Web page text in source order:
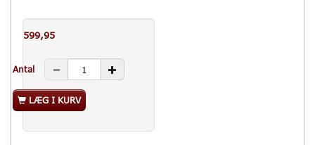
599,95
Antal
LÆG I KURV